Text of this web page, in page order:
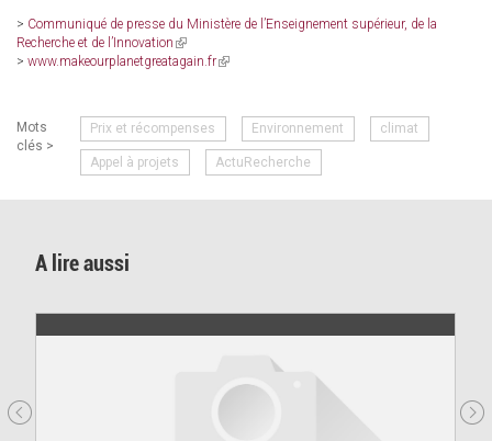
external)
> Communiqué de presse du Ministère de lʼEnseignement supérieur, de la
Recherche et de lʼInnovation (link
is
> www.makeourplanetgreatagain.fr(link
Mots
clés >
Prix et récompenses Environnement climat
Appel à projets ActuRecherche
A lire aussi